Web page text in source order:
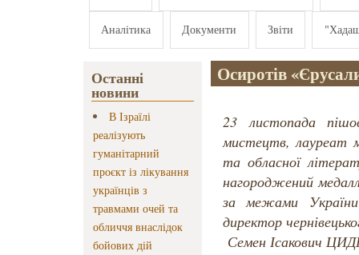
Аналітика Документи Звіти
Останні
новини
В Ізраїлі
реалізують
гуманітарний
проєкт із лікування
українців з
травмами очей та
обличчя внаслідок
бойових дій
Осиротів
23 листопада
мистецтв, лауреат
та обласної
нагороджений
за межами
директор
Семен Ісакович